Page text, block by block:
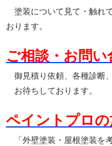
塗装について見て・触れ
おります。
ご相談・お問い
御見積り依頼、各種診断
お待ちしております。
ペイントプロ
「外壁塗装・屋根塗装を